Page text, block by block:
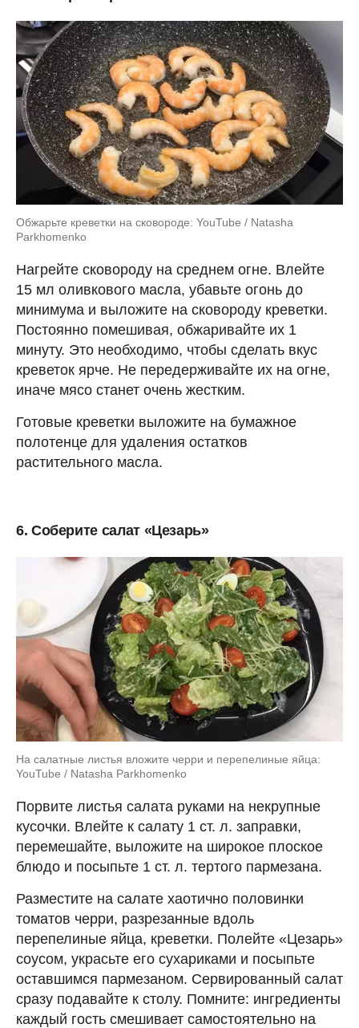
Обжарьте креветки на сковороде: YouTube / Natasha
Parkhomenko
Нагрейте сковороду на среднем огне. Влейте
15 мл оливкового масла, убавьте огонь до
минимума и выложите на сковороду креветки.
Постоянно помешивая, обжаривайте их 1
минуту. Это необходимо, чтобы сделать вкус
креветок ярче. Не передерживайте их на огне,
иначе мясо станет очень жестким.
Готовые креветки выложите на бумажное
полотенце для удаления остатков
растительного масла.
6. Соберите салат «Цезарь»
На салатные листья вложите черри и перепелиные яйца:
YouTube / Natasha Parkhomenko
Порвите листья салата руками на некрупные
кусочки. Влейте к салату 1 ст. л. заправки,
перемешайте, выложите на широкое плоское
блюдо и посыпьте 1 ст. л. тертого пармезана.
Разместите на салате хаотично половинки
томатов черри, разрезанные вдоль
перепелиные яйца, креветки. Полейте «Цезарь»
соусом, украсьте его сухариками и посыпьте
оставшимся пармезаном. Сервированный салат
сразу подавайте к столу. Помните: ингредиенты
каждый гость смешивает самостоятельно на